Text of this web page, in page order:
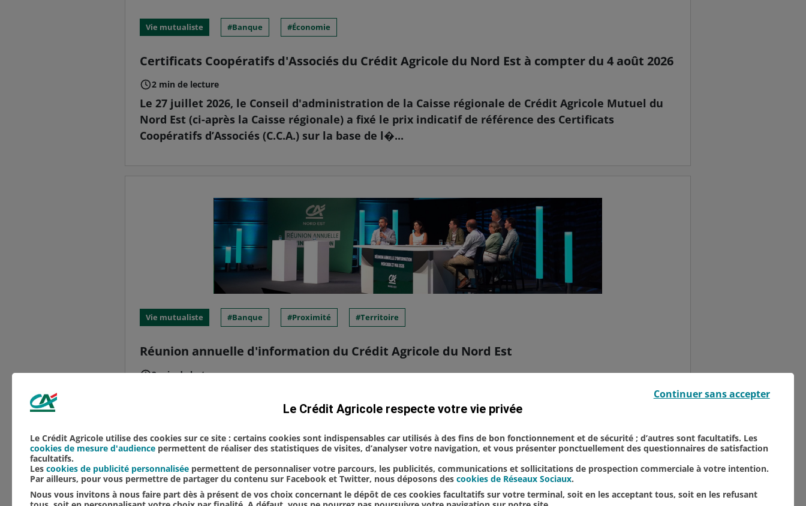
Vie mutualiste Banque Économie
Certificats Coopératifs d'Associés du Crédit Agricole du Nord Est à compter du 4 août 2026
2 min de lecture
Le 27 juillet 2026, le Conseil d'administration de la Caisse régionale de Crédit Agricole Mutuel du
Nord Est (ci-après la Caisse régionale) a fixé le prix indicatif de référence des Certificats
Coopératifs d’Associés (C.C.A.) sur la base de l�...
Vie mutualiste Banque Proximité Territoire
Réunion annuelle d'information du Crédit Agricole du Nord Est
3 min de lecture
Delphine Manceau, directrice générale de NEOMA Business School - Nicolas Bouzou - Gilles Halais,
Le Crédit Agricole respecte votre vie privée
Le Crédit Agricole utilise des cookies sur ce site : certains cookies sont indispensables car utilisés à des fins de bon fonctionnement et de sécurité ; d’autres sont facultatifs. Les
cookies de mesure d'audience permettent de réaliser des statistiques de visites, d’analyser votre navigation, et vous présenter ponctuellement des questionnaires de satisfaction
facultatifs.
Les cookies de publicité personnalisée permettent de personnaliser votre parcours, les publicités, communications et sollicitations de prospection commerciale à votre intention.
Par ailleurs, pour vous permettre de partager du contenu sur Facebook et Twitter, nous déposons des cookies de Réseaux Sociaux.
Nous vous invitons à nous faire part dès à présent de vos choix concernant le dépôt de ces cookies facultatifs sur votre terminal, soit en les acceptant tous, soit en les refusant
Continuer sans accepter